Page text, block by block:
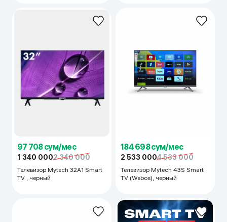
97 708 сум/мес
1 340 0002 340 000
Телевизор Mytech 32А1 Smart
TV , черный
184 698 сум/мес
2 533 0004 533 000
Телевизор Mytech 43S Smart
TV (Webos), черный